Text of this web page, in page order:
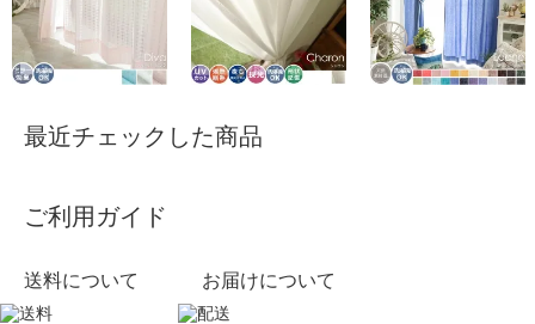
最近チェックした商品
ご利用ガイド
送料について お届けについて